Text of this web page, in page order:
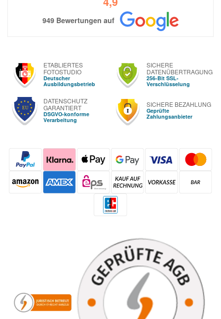
949 Bewertungen auf
ETABLIERTES
FOTOSTUDIO
Deutscher
Ausbildungsbetrieb
SICHERE
DATENÜBERTRAGUNG
256-Bit SSL-
Verschlüsselung
DATENSCHUTZ
GARANTIERT
DSGVO-konforme
Verarbeitung
SICHERE BEZAHLUNG
Geprüfte
Zahlungsanbieter